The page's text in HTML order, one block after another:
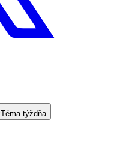
Téma týždňa